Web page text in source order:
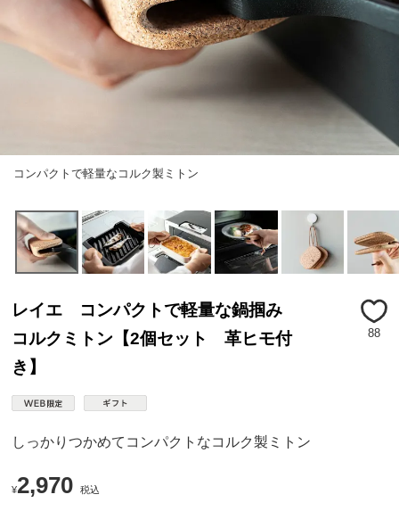
コンパクトで軽量なコルク製ミトン
レイエ コンパクトで軽量な鍋掴み
コルクミトン【2個セット 革ヒモ付
き】
88
しっかりつかめてコンパクトなコルク製ミトン
¥2,970 税込